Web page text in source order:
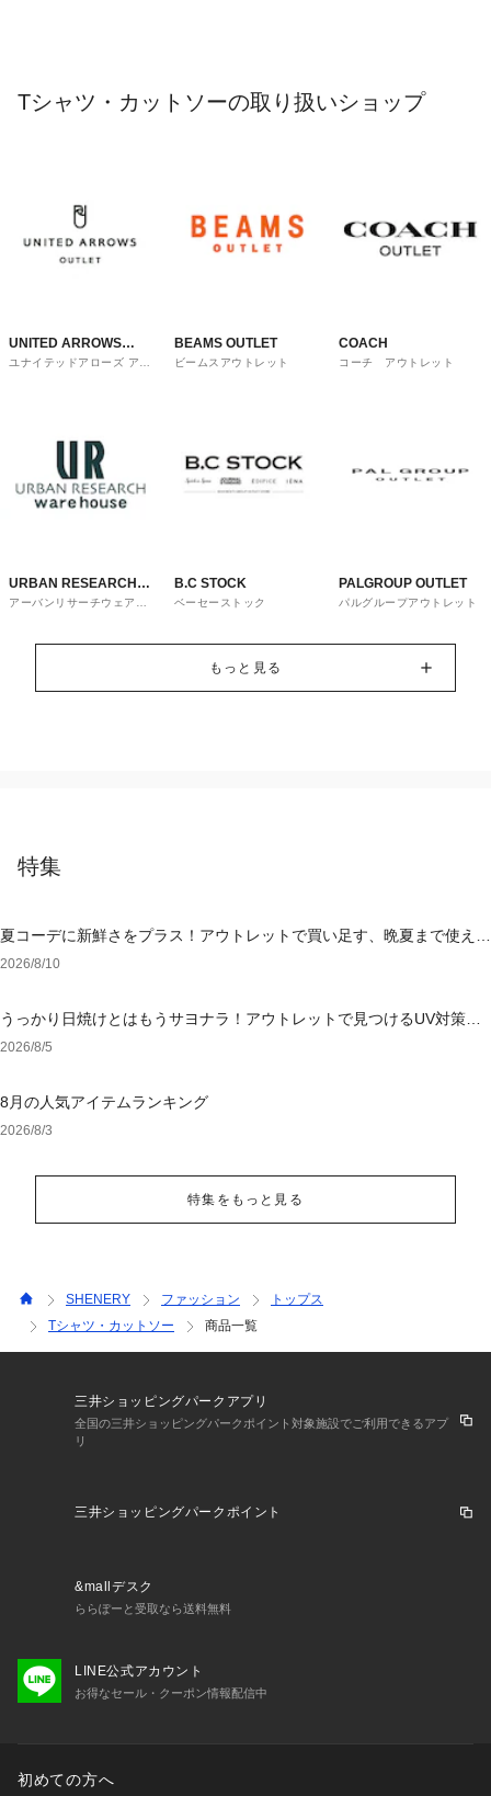
Tシャツ・カットソーの取り扱いショップ
UNITED ARROWS
OUTLET
ユナイテッドアローズ アウ
BEAMS OUTLET
ビームスアウトレット
COACH
コーチ アウトレット
URBAN RESEARCH
ware house
アーバンリサーチウェアハ
B.C STOCK
ベーセーストック
PALGROUP OUTLET
パルグループアウトレット
もっと見る
特集
夏コーデに新鮮さをプラス！アウトレットで買い足す、晩夏まで使える
アイテム
2026/8/10
うっかり日焼けとはもうサヨナラ！アウトレットで見つけるUV対策ウ
ェア
2026/8/5
8月の人気アイテムランキング
2026/8/3
特集をもっと見る
SHENERY ファッション
トップス
Tシャツ・カットソー
商品一覧
三井ショッピングパークアプリ
全国の三井ショッピングパークポイント対象施設でご利用できるアプ
リ
三井ショッピングパークポイント
&mallデスク
ららぽーと受取なら送料無料
LINE公式アカウント
お得なセール・クーポン情報配信中
初めての方へ